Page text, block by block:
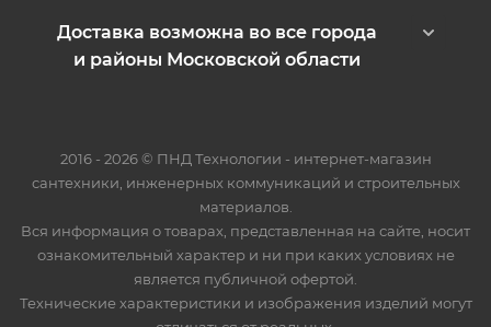
Доставка возможна во все города
и районы Московской области
2016 - 2026 © ПНД Технологии - интернет-магазин
сантехники, инженерных коммуникаций и строительных
материалов.
Вся информация о товарах, представленная на сайте, носит
ознакомительный характер и ни при каких условиях не
является публичной офертой.
Технические характеристики и изображения изделий могут